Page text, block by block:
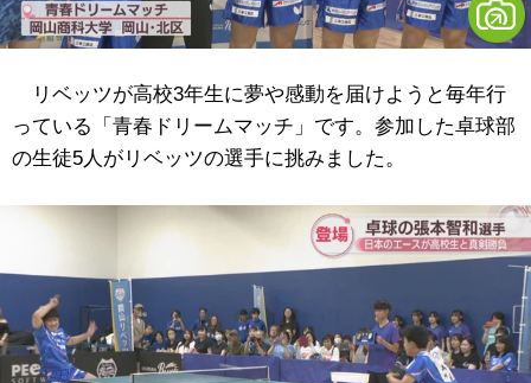
リベッツが高校3年生に夢や感動を届けようと毎年行
っている「青春ドリームマッチ」です。参加した卓球部
の生徒5人がリベッツの選手に挑みました。